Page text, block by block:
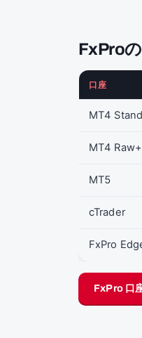
FxPro
口座
MT4
MT4 Raw+
MT5
cTrader
FxPro
FxPro 口